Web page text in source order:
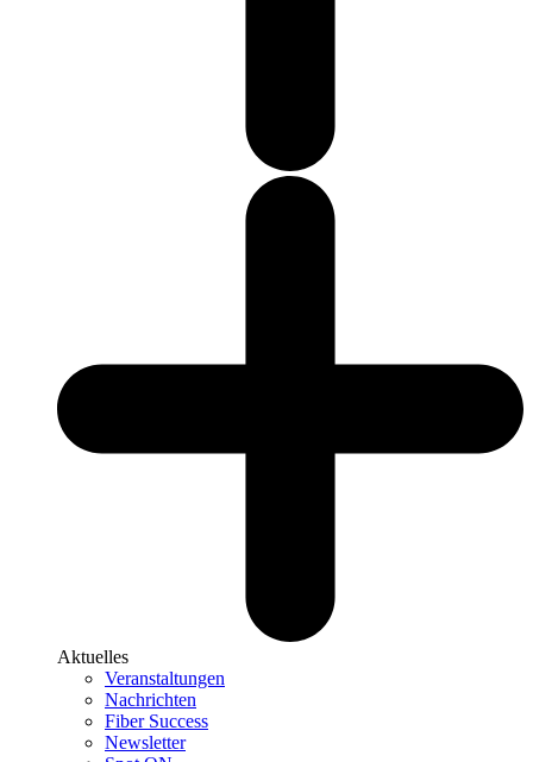
Aktuelles
Veranstaltungen
Nachrichten
Fiber Success
Newsletter